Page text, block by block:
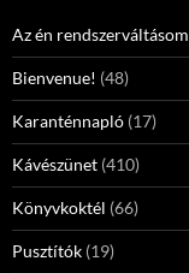
Az én rendszerváltásom
Bienvenue! (48)
Karanténnapló (17)
Kávészünet (410)
Könyvkoktél (66)
Pusztítók (19)